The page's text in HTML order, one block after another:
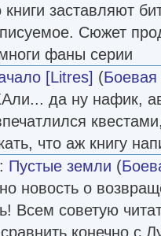
заставляют
Сюжет
фаны серии
[Litres] (Боевая
да ну нафик,
что аж книгу
: Пустые земли (
новость о
Всем советую
конечно с